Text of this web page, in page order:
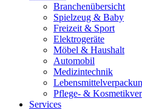
Branchenübersicht
Spielzeug & Baby
Freizeit & Sport
Elektrogeräte
Möbel & Haushalt
Automobil
Medizintechnik
Pflege- &
Services